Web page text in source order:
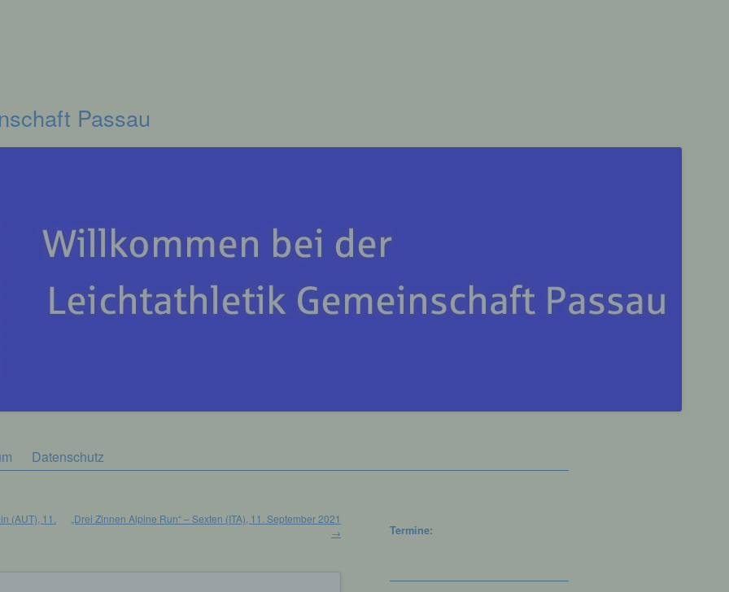
Passau
Datenschutz
(AUT), 11.
„Drei Zinnen Alpine Run“ – Sexten (ITA), 11. September 2021
→
Termine: